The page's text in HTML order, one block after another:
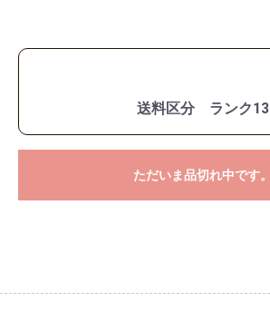
送料区分 ランク13
ただいま品切れ中です。